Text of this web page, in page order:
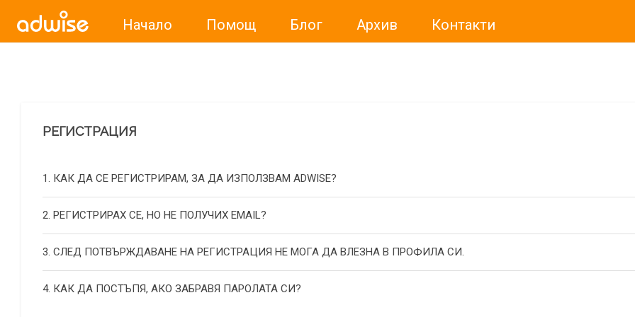
Начало Помощ Блог Архив Контакти
РЕГИСТРАЦИЯ
1. КАК ДА СЕ РЕГИСТРИРАМ, ЗА ДА ИЗПОЛЗВАМ ADWISE?
2. РЕГИСТРИРАХ СЕ, НО НЕ ПОЛУЧИХ EMAIL?
3. СЛЕД ПОТВЪРЖДАВАНЕ НА РЕГИСТРАЦИЯ НЕ МОГА ДА ВЛЕЗНА В ПРОФИЛА СИ.
4. КАК ДА ПОСТЪПЯ, АКО ЗАБРАВЯ ПАРОЛАТА СИ?